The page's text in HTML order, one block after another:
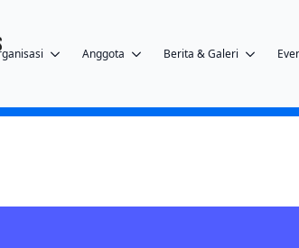
Anggota Berita & Galeri